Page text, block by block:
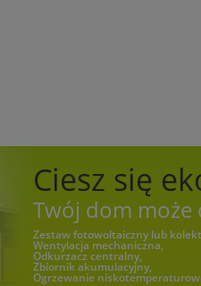
Ciesz się
Twój dom
Zestaw fotowoltaiczny lub
Wentylacja mechaniczna,
Odkurzacz centralny,
Zbiornik akumulacyjny,
Ogrzewanie